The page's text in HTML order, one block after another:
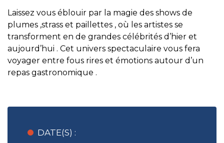
Laissez vous éblouir par la magie des shows de
plumes ,strass et paillettes , où les artistes se
transforment en de grandes célébrités d’hier et
aujourd’hui . Cet univers spectaculaire vous fera
voyager entre fous rires et émotions autour d’un
repas gastronomique .
DATE(S) :